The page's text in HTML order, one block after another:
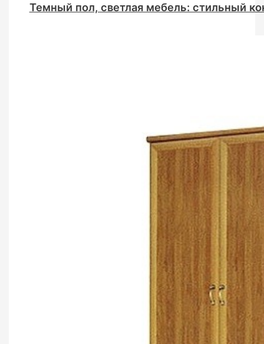
Темный пол, светлая мебель: стильный